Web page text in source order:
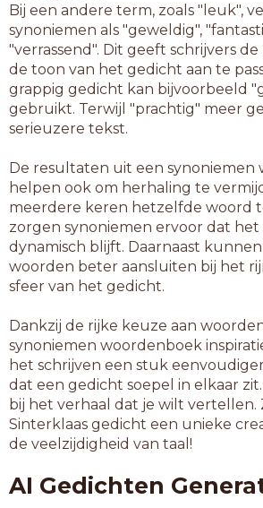
Bij een andere term, zoals "leuk",
synoniemen als "geweldig",
"verrassend". Dit geeft schrijvers
de toon van het gedicht aan te
grappig gedicht kan bijvoorbeeld
gebruikt. Terwijl "prachtig" meer
serieuzere tekst.
De resultaten uit een synoniemen
helpen ook om herhaling te
meerdere keren hetzelfde woord
zorgen synoniemen ervoor dat het
dynamisch blijft. Daarnaast
woorden beter aansluiten bij het
sfeer van het gedicht.
Dankzij de rijke keuze aan
synoniemen woordenboek
het schrijven een stuk
dat een gedicht soepel in elkaar
bij het verhaal dat je wilt vertellen.
Sinterklaas gedicht een unieke
de veelzijdigheid van taal!
AI Gedichten